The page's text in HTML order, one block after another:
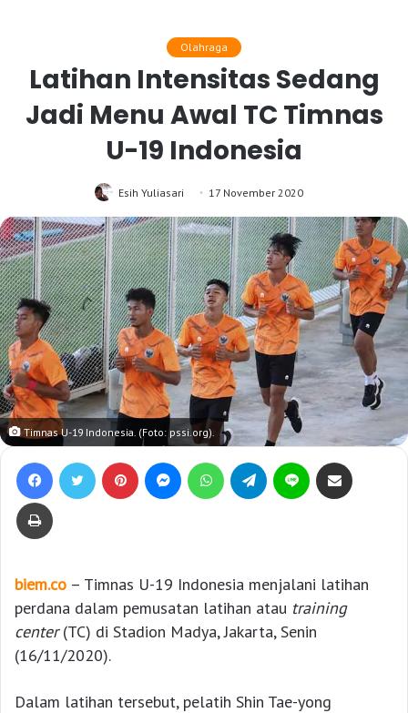
Olahraga
Latihan Intensitas Sedang
Jadi Menu Awal TC Timnas
U-19 Indonesia
Esih Yuliasari 17 November 2020
Timnas U-19 Indonesia. (Foto: pssi.org).
biem.co – Timnas U-19 Indonesia menjalani latihan
perdana dalam pemusatan latihan atau training
center(TC) di Stadion Madya, Jakarta, Senin
(16/11/2020).
Dalam latihan tersebut, pelatih Shin Tae-yong